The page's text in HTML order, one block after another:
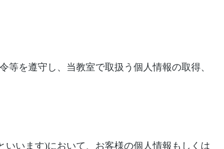
を遵守し、当教室で取扱う個人情報の取得、
います)において、お客様の個人情報もしくは